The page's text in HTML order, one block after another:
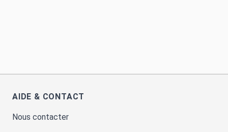
AIDE & CONTACT
Nous contacter